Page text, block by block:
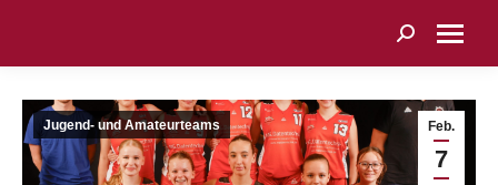
Search:
Feb.
7
Jugend- und Amateurteams